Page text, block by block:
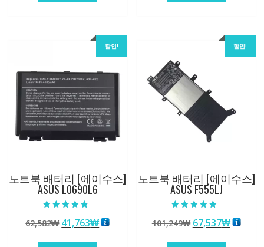
할인!
노트북 배터리 [에이수스]
ASUS L0690L6
4.50
로 평가됨
62,582₩ 원
41,763₩현
할인!
노트북 배터리 [에이수스]
ASUS F555LJ
5.00
로 평가됨
101,249₩ 원
67,537₩현